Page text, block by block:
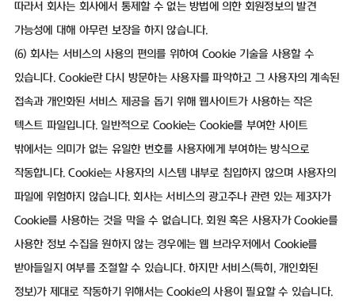
따라서 회사는 회사에서 통제할 수 없는 방법에 의한 회원정보의 발견
가능성에 대해 아무런 보장을 하지 않습니다.
(6) 회사는 서비스의 사용의 편의를 위하여 Cookie 기술을 사용할 수
있습니다. Cookie란 다시 방문하는 사용자를 파악하고 그 사용자의 계속된
접속과 개인화된 서비스 제공을 돕기 위해 웹사이트가 사용하는 작은
텍스트 파일입니다. 일반적으로 Cookie는 Cookie를 부여한 사이트
밖에서는 의미가 없는 유일한 번호를 사용자에게 부여하는 방식으로
작동합니다. Cookie는 사용자의 시스템 내부로 침입하지 않으며 사용자의
파일에 위험하지 않습니다. 회사는 서비스의 광고주나 관련 있는 제3자가
Cookie를 사용하는 것을 막을 수 없습니다. 회원 혹은 사용자가 Cookie를
사용한 정보 수집을 원하지 않는 경우에는 웹 브라우저에서 Cookie를
받아들일지 여부를 조절할 수 있습니다. 하지만 서비스(특히, 개인화된
정보)가 제대로 작동하기 위해서는 Cookie의 사용이 필요할 수 있습니다.